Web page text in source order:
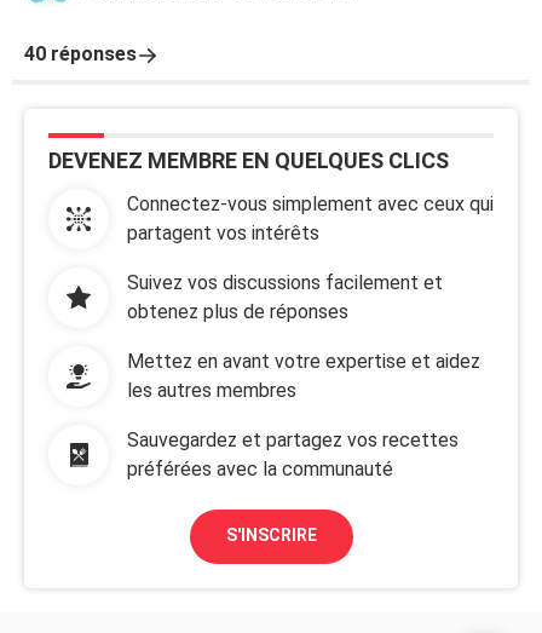
40 réponses
DEVENEZ MEMBRE EN QUELQUES CLICS
Connectez-vous simplement avec ceux qui
partagent vos intérêts
Suivez vos discussions facilement et
obtenez plus de réponses
Mettez en avant votre expertise et aidez
les autres membres
Sauvegardez et partagez vos recettes
préférées avec la communauté
S'INSCRIRE